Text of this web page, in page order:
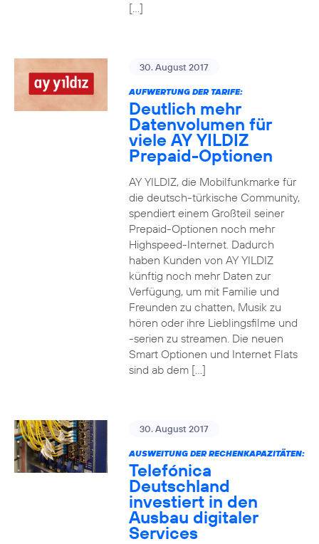
[…]
30. August 2017
AUFWERTUNG DER TARIFE:
Deutlich mehr
Datenvolumen für
viele AY YILDIZ
Prepaid-Optionen
AY YILDIZ, die Mobilfunkmarke für
die deutsch-türkische Community,
spendiert einem Großteil seiner
Prepaid-Optionen noch mehr
Highspeed-Internet. Dadurch
haben Kunden von AY YILDIZ
künftig noch mehr Daten zur
Verfügung, um mit Familie und
Freunden zu chatten, Musik zu
hören oder ihre Lieblingsfilme und
-serien zu streamen. Die neuen
Smart Optionen und Internet Flats
sind ab dem […]
30. August 2017
AUSWEITUNG DER RECHENKAPAZITÄTEN:
Telefónica
Deutschland
investiert in den
Ausbau digitaler
Services